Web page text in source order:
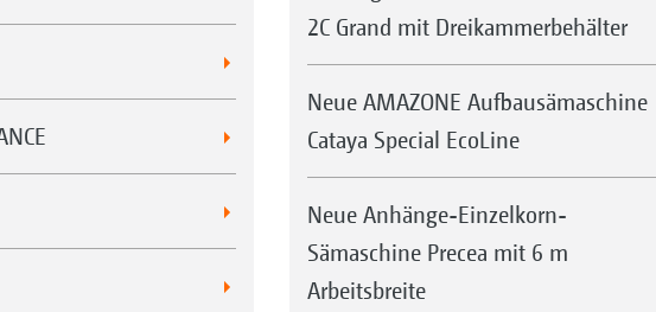
2C Grand mit Dreikammerbehälter
Neue AMAZONE Aufbausämaschine
Cataya Special EcoLine
Neue Anhänge-Einzelkorn-
Sämaschine Precea mit 6 m
Arbeitsbreite